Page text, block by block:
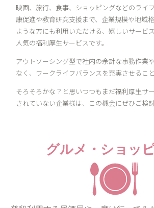
映画、旅行、食事、ショッピングなどのライ
康促進や教育研究支援まで、企業規模や地域
ような方にも利用いただける、嬉しいサービ
人気の福利厚生サービスです。
アウトソーシング型で社内の余計な事務作業
なく、ワークライフバランスを充実させること
そろそろかな？と思いつつもまだ福利厚生サ
されていない企業様は、この機会にぜひご検討
グルメ・ショッ